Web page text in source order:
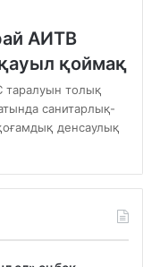
АИТВ
қоймақ
толық
санитарлық-
денсаулық